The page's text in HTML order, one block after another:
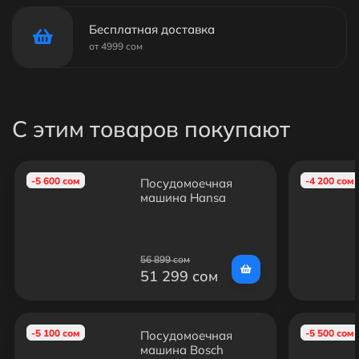
Бесплатная доставка
от 4999 сом
С этим товаров покупают
-5 600 сом
Посудомоечная
машина Hansa
56 899 сом
51 299 сом
-5 100 сом
Посудомоечная
машина Bosch
-4 200 сом
-5 500 сом